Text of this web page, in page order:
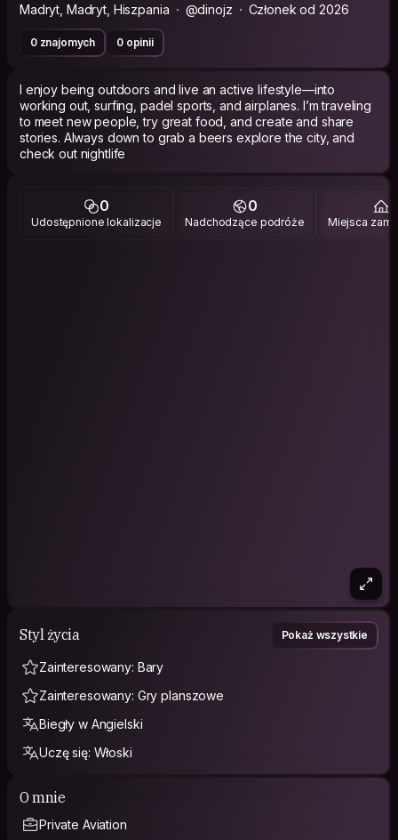
Madryt, Madryt, Hiszpania @dinojz Członek od 2026
0 znajomych 0 opinii
I enjoy being outdoors and live an active lifestyle—into
working out, surfing, padel sports, and airplanes. I’m traveling
to meet new people, try great food, and create and share
stories. Always down to grab a beers explore the city, and
check out nightlife
0
Udostępnione lokalizacje
0
Nadchodzące podróże Miejsca
Styl życia Pokaż wszystkie
Zainteresowany: Bary
Zainteresowany: Gry planszowe
Biegły w Angielski
Uczę się: Włoski
O mnie
Private Aviation